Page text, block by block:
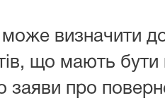
може визначити
що мають бути
заяви про